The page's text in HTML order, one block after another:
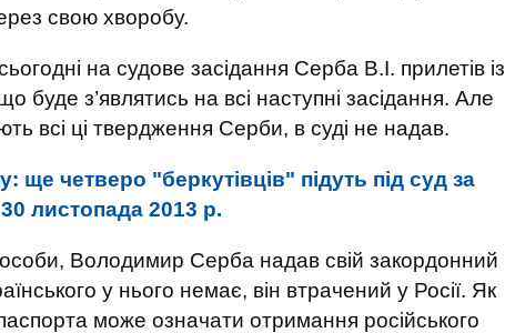
свою хворобу.
на судове засідання Серба В.І. прилетів із
буде з’являтись на всі наступні засідання. Але
всі ці твердження Серби, в суді не надав.
ще четверо "беркутівців" підуть під суд за
30 листопада 2013 р.
Володимир Серба надав свій закордонний
у нього немає, він втрачений у Росії. Як
може означати отримання російського